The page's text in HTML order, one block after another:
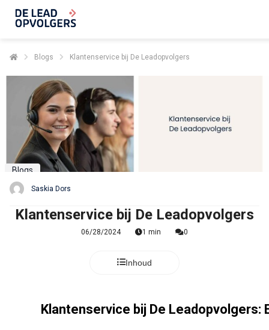
Blogs Klantenservice bij De Leadopvolgers
Blogs
Saskia Dors
Klantenservice bij De Leadopvolgers
06/28/2024 1 min 0
Inhoud
Klantenservice bij De